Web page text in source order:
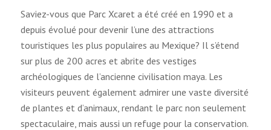
Saviez-vous que Parc Xcaret a été créé en 1990 et a
depuis évolué pour devenir l’une des attractions
touristiques les plus populaires au Mexique? Il s’étend
sur plus de 200 acres et abrite des vestiges
archéologiques de l’ancienne civilisation maya. Les
visiteurs peuvent également admirer une vaste diversité
de plantes et d’animaux, rendant le parc non seulement
spectaculaire, mais aussi un refuge pour la conservation.